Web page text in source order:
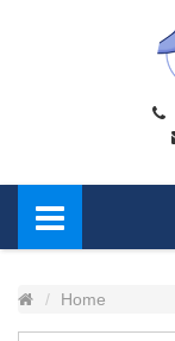
Home